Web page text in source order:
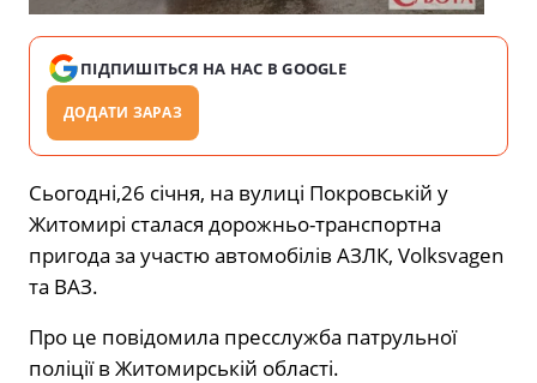
ПІДПИШІТЬСЯ НА НАС В GOOGLE
ДОДАТИ ЗАРАЗ
Сьогодні,26 січня, на вулиці Покровській у
Житомирі сталася дорожньо-транспортна
пригода за участю автомобілів АЗЛК, Volksvagen
та ВАЗ.
Про це повідомила пресслужба патрульної
поліції в Житомирській області.